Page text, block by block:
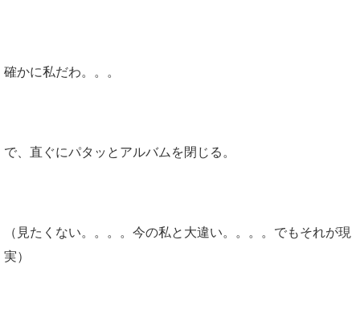
確かに私だわ。。。
で、直ぐにパタッとアルバムを閉じる。
（見たくない。。。。今の私と大違い。。。。でもそれが現
実）